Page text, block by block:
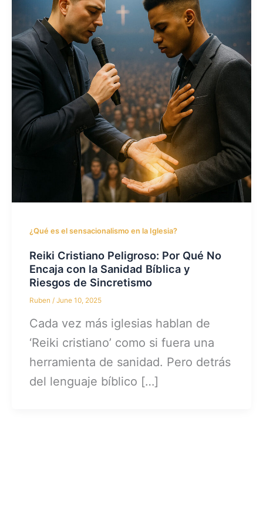
¿Qué es el sensacionalismo en la Iglesia?
Reiki Cristiano Peligroso: Por Qué No
Encaja con la Sanidad Bíblica y
Riesgos de Sincretismo
Ruben/June 10, 2025
Cada vez más iglesias hablan de
‘Reiki cristiano’ como si fuera una
herramienta de sanidad. Pero detrás
del lenguaje bíblico […]